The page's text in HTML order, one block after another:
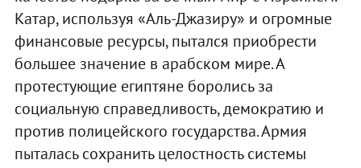
Катар, используя «Аль-Джазиру» и огромные
финансовые ресурсы, пытался приобрести
большее значение в арабском мире. А
протестующие египтяне боролись за
социальную справедливость, демократию и
против полицейского государства. Армия
пыталась сохранить целостность системы